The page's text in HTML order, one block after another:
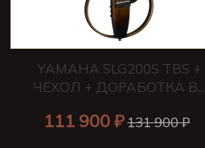
YAMAHA SLG200S TBS +
ЧЕХОЛ + ДОРАБОТКА В...
111 900 ₽131 900 ₽